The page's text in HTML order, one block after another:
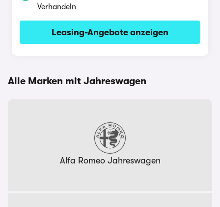
Verhandeln
Leasing-Angebote anzeigen
Alle Marken mit Jahreswagen
Alfa Romeo Jahreswagen